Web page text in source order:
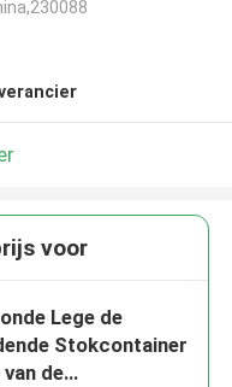
voor
Lege de
Stokcontainer
de